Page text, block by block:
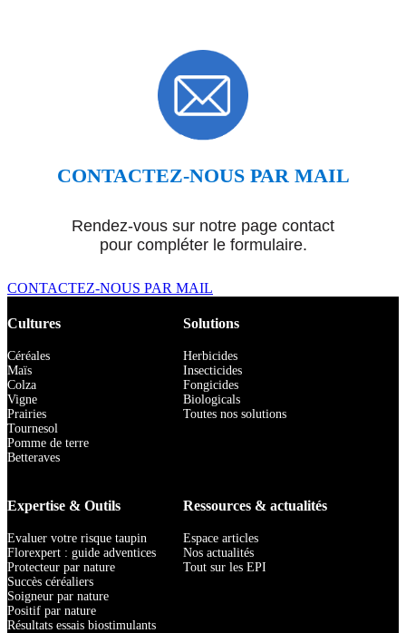
CONTACTEZ-NOUS PAR MAIL
Rendez-vous sur notre page contact
pour compléter le formulaire.
CONTACTEZ-NOUS PAR MAIL
Cultures
Céréales
Maïs
Colza
Vigne
Prairies
Tournesol
Pomme de terre
Betteraves
Solutions
Herbicides
Insecticides
Fongicides
Biologicals
Toutes nos solutions
Expertise & Outils
Evaluer votre risque taupin
Florexpert : guide adventices
Protecteur par nature
Succès céréaliers
Soigneur par nature
Positif par nature
Résultats essais biostimulants
Ressources & actualités
Espace articles
Nos actualités
Tout sur les EPI